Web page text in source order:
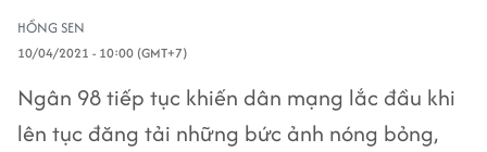
HỒNG SEN
10/04/2021 - 10:00 (GMT+7)
Ngân 98 tiếp tục khiến dân mạng lắc đầu khi
lên tục đăng tải những bức ảnh nóng bỏng,